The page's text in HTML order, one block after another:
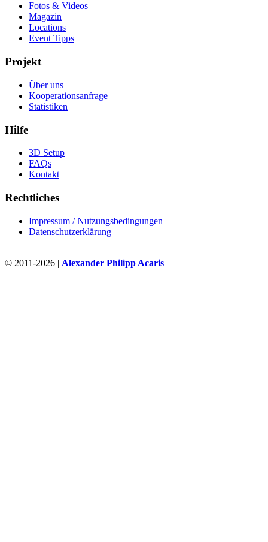
Fotos & Videos
Magazin
Locations
Event Tipps
Projekt
Über uns
Kooperationsanfrage
Statistiken
Hilfe
3D Setup
FAQs
Kontakt
Rechtliches
Impressum / Nutzungsbedingungen
Datenschutzerklärung
© 2011-2026 | Alexander Philipp Acaris